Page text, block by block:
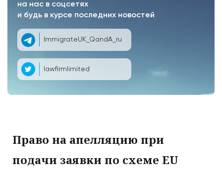
на нас в соцсетях
и будь в курсе последних новостей
ImmigrateUK_QandA_ru
lawfirmlimited
Право на апелляцию при
подачи заявки по схеме EU